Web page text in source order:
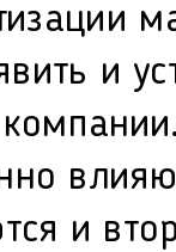
и
и